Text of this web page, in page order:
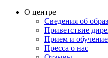
О центре
Сведения об
Приветствие
Прием и обучение
Пресса о нас